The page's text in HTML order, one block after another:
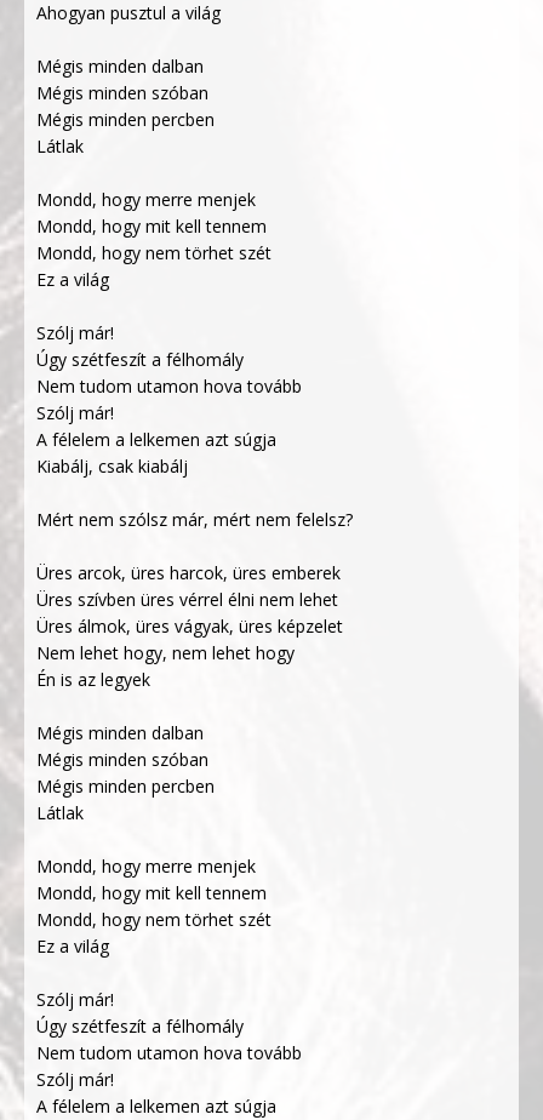
Ahogyan pusztul a világ
Mégis minden dalban
Mégis minden szóban
Mégis minden percben
Látlak
Mondd, hogy merre menjek
Mondd, hogy mit kell tennem
Mondd, hogy nem törhet szét
Ez a világ
Szólj már!
Úgy szétfeszít a félhomály
Nem tudom utamon hova tovább
Szólj már!
A félelem a lelkemen azt súgja
Kiabálj, csak kiabálj
Mért nem szólsz már, mért nem felelsz?
Üres arcok, üres harcok, üres emberek
Üres szívben üres vérrel élni nem lehet
Üres álmok, üres vágyak, üres képzelet
Nem lehet hogy, nem lehet hogy
Én is az legyek
Mégis minden dalban
Mégis minden szóban
Mégis minden percben
Látlak
Mondd, hogy merre menjek
Mondd, hogy mit kell tennem
Mondd, hogy nem törhet szét
Ez a világ
Szólj már!
Úgy szétfeszít a félhomály
Nem tudom utamon hova tovább
Szólj már!
A félelem a lelkemen azt súgja